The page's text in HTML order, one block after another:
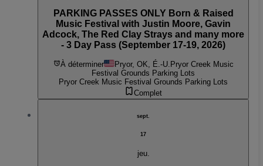
PARKING PASSES ONLY Born & Raised
Music Festival with Justin Moore, Gavin
Adcock, The Red Clay Strays and many more
- 3 Day Pass (September 17-19, 2026)
À déterminer Pryor, OK, É.-U. Pryor Creek Music
Festival Grounds Parking Lots
Pryor Creek Music Festival Grounds Parking Lots
Complet
sept.
17
jeu.